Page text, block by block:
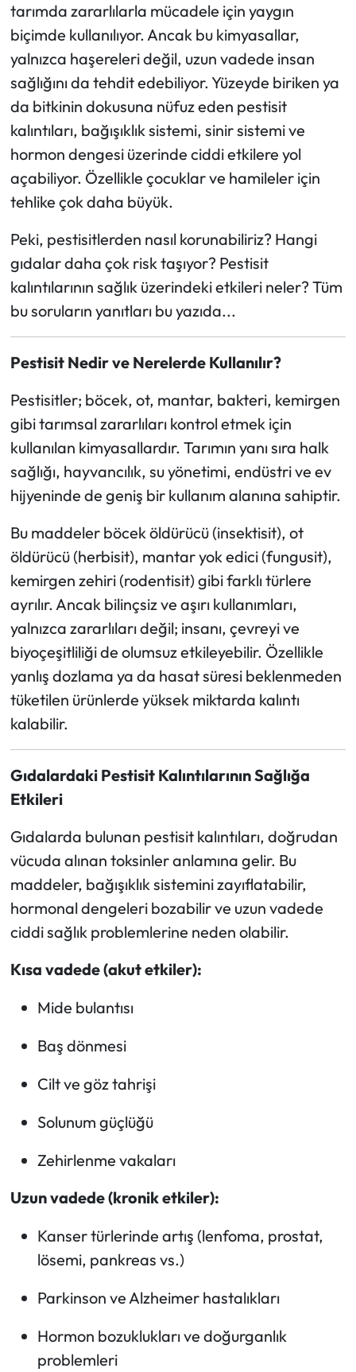
tarımda zararlılarla mücadele için yaygın
biçimde kullanılıyor. Ancak bu kimyasallar,
yalnızca haşereleri değil, uzun vadede insan
sağlığını da tehdit edebiliyor. Yüzeyde biriken ya
da bitkinin dokusuna nüfuz eden pestisit
kalıntıları, bağışıklık sistemi, sinir sistemi ve
hormon dengesi üzerinde ciddi etkilere yol
açabiliyor. Özellikle çocuklar ve hamileler için
tehlike çok daha büyük.
Peki, pestisitlerden nasıl korunabiliriz? Hangi
gıdalar daha çok risk taşıyor? Pestisit
kalıntılarının sağlık üzerindeki etkileri neler? Tüm
bu soruların yanıtları bu yazıda...
Pestisit Nedir ve Nerelerde Kullanılır?
Pestisitler; böcek, ot, mantar, bakteri, kemirgen
gibi tarımsal zararlıları kontrol etmek için
kullanılan kimyasallardır. Tarımın yanı sıra halk
sağlığı, hayvancılık, su yönetimi, endüstri ve ev
hijyeninde de geniş bir kullanım alanına sahiptir.
Bu maddeler böcek öldürücü (insektisit), ot
öldürücü (herbisit), mantar yok edici (fungusit),
kemirgen zehiri (rodentisit) gibi farklı türlere
ayrılır. Ancak bilinçsiz ve aşırı kullanımları,
yalnızca zararlıları değil; insanı, çevreyi ve
biyoçeşitliliği de olumsuz etkileyebilir. Özellikle
yanlış dozlama ya da hasat süresi beklenmeden
tüketilen ürünlerde yüksek miktarda kalıntı
kalabilir.
Gıdalardaki Pestisit Kalıntılarının Sağlığa
Etkileri
Gıdalarda bulunan pestisit kalıntıları, doğrudan
vücuda alınan toksinler anlamına gelir. Bu
maddeler, bağışıklık sistemini zayıflatabilir,
hormonal dengeleri bozabilir ve uzun vadede
ciddi sağlık problemlerine neden olabilir.
Kısa vadede (akut etkiler):
Mide bulantısı
Baş dönmesi
Cilt ve göz tahrişi
Solunum güçlüğü
Zehirlenme vakaları
Uzun vadede (kronik etkiler):
Kanser türlerinde artış (lenfoma, prostat,
lösemi, pankreas vs.)
Parkinson ve Alzheimer hastalıkları
Hormon bozuklukları ve doğurganlık
problemleri
Turizm
Teknoloji